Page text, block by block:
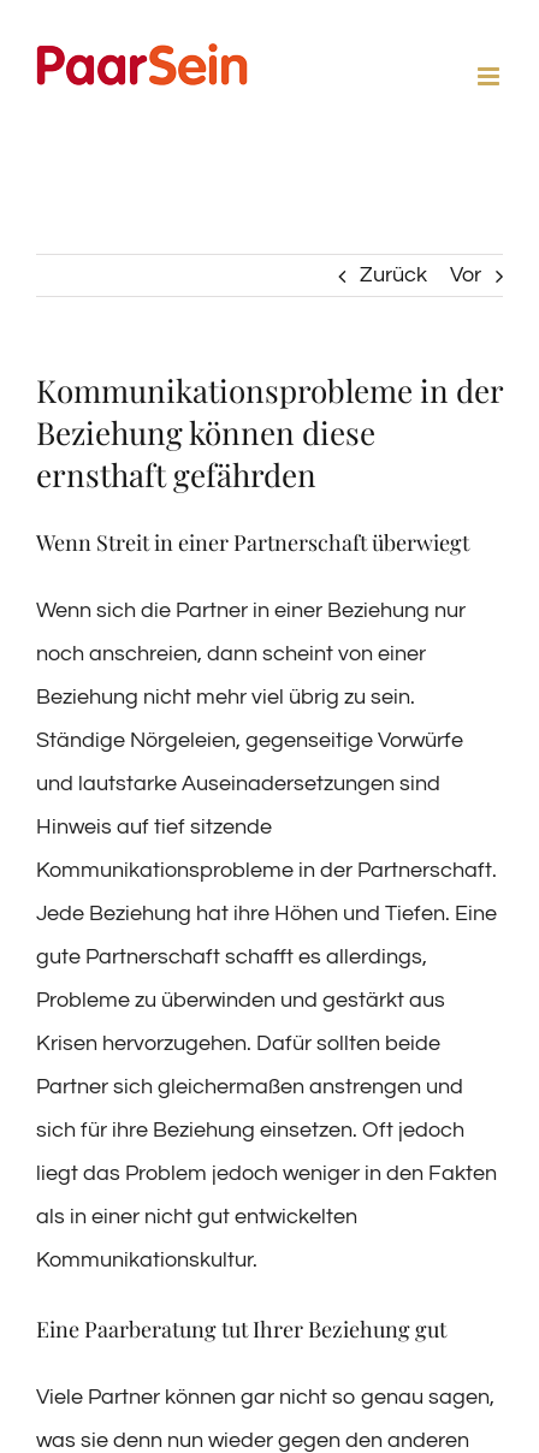
Inhalt
Zurück Vor
Kommunikationsprobleme in der
Beziehung können diese
ernsthaft gefährden
Wenn Streit in einer Partnerschaft überwiegt
Wenn sich die Partner in einer Beziehung nur
noch anschreien, dann scheint von einer
Beziehung nicht mehr viel übrig zu sein.
Ständige Nörgeleien, gegenseitige Vorwürfe
und lautstarke Auseinadersetzungen sind
Hinweis auf tief sitzende
Kommunikationsprobleme in der Partnerschaft.
Jede Beziehung hat ihre Höhen und Tiefen. Eine
gute Partnerschaft schafft es allerdings,
Probleme zu überwinden und gestärkt aus
Krisen hervorzugehen. Dafür sollten beide
Partner sich gleichermaßen anstrengen und
sich für ihre Beziehung einsetzen. Oft jedoch
liegt das Problem jedoch weniger in den Fakten
als in einer nicht gut entwickelten
Kommunikationskultur.
Eine Paarberatung tut Ihrer Beziehung gut
Viele Partner können gar nicht so genau sagen,
was sie denn nun wieder gegen den anderen